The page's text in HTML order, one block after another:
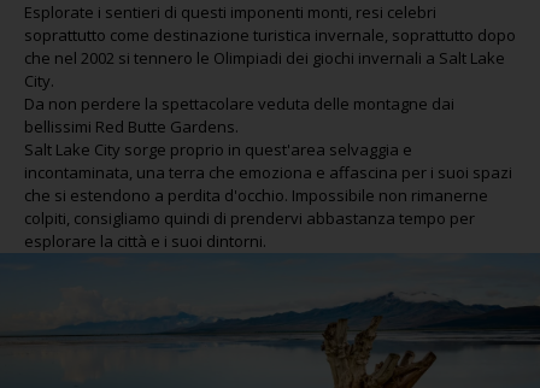
Esplorate i sentieri di questi imponenti monti, resi celebri
soprattutto come destinazione turistica invernale, soprattutto dopo
che nel 2002 si tennero le Olimpiadi dei giochi invernali a Salt Lake
City.
Da non perdere la spettacolare veduta delle montagne dai
bellissimi Red Butte Gardens.
Salt Lake City sorge proprio in quest'area selvaggia e
incontaminata, una terra che emoziona e affascina per i suoi spazi
che si estendono a perdita d'occhio. Impossibile non rimanerne
colpiti, consigliamo quindi di prendervi abbastanza tempo per
esplorare la città e i suoi dintorni.